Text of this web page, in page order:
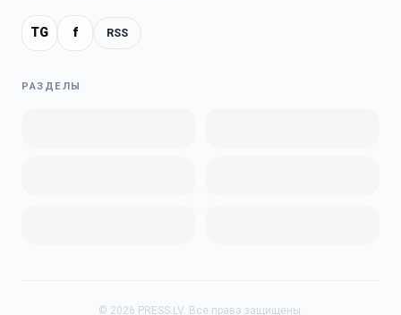
TG f RSS
РАЗДЕЛЫ
© 2026 PRESS.LV. Все права защищены.